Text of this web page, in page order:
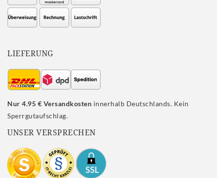
LIEFERUNG
Nur 4.95 € Versandkosten innerhalb Deutschlands. Kein
Sperrgutaufschlag.
UNSER VERSPRECHEN